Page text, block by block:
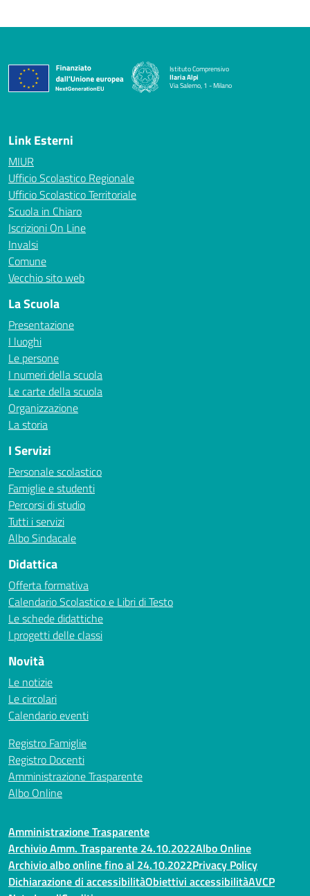
Istituto Comprensivo
Ilaria Alpi
Via Salerno, 1 - Milano
— Visita la pagina iniziale della scuola
Link Esterni
MIUR
Ufficio Scolastico Regionale
Ufficio Scolastico Territoriale
Scuola in Chiaro
Iscrizioni On Line
Invalsi
Comune
Vecchio sito web
La Scuola
Presentazione
I luoghi
Le persone
I numeri della scuola
Le carte della scuola
Organizzazione
La storia
I Servizi
Personale scolastico
Famiglie e studenti
Percorsi di studio
Tutti i servizi
Albo Sindacale
Didattica
Offerta formativa
Calendario Scolastico e Libri di Testo
Le schede didattiche
I progetti delle classi
Novità
Le notizie
Le circolari
Calendario eventi
Registro Famiglie
Registro Docenti
Amministrazione Trasparente
Albo Online
Amministrazione Trasparente
Archivio Amm. Trasparente 24.10.2022Albo Online
Archivio albo online fino al 24.10.2022Privacy Policy
Dichiarazione di accessibilitàObiettivi accessibilitàAVCP